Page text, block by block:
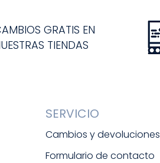
GRATIS EN
TIENDAS
SERVICIO
Cambios y devoluciones
Formulario de contacto